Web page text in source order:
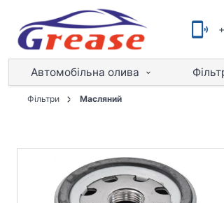
Автомобільна олива
Фільтри Масляний